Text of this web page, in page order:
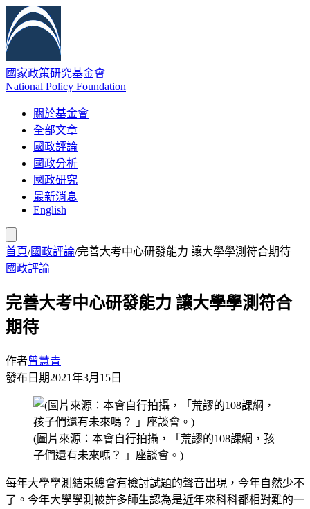
國家政策研究基金會
National Policy Foundation
關於基金會
全部文章
國政評論
國政分析
國政研究
最新消息
English
首頁/國政評論/完善大考中心研發能力 讓大學學測符合期待
國政評論
完善大考中心研發能力 讓大學學測符合
期待
作者曾慧青
發布日期2021年3月15日
(圖片來源：本會自行拍攝，「荒謬的108課綱，孩
子們還有未來嗎？ 」座談會。)
每年大學學測結束總會有檢討試題的聲音出現，今年自然少不
了。今年大學學測被許多師生認為是近年來科科都相對難的一